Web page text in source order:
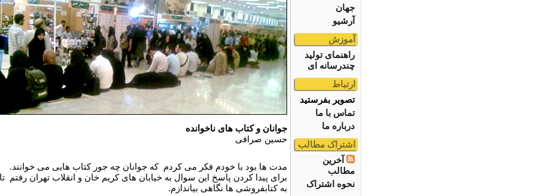
جهان
آرشیو
آموزش
راهنمای تولید
چندرسانه ای
ارتباط
تصویر بفرستید
تماس با ما
درباره ما
اشتراک مطالب
آخرین
مطالب
نحوه اشتراک
جوانان و کتاب های ناخوانده
حسین صرافی
مدت ها بود با خودم فکر می کردم که جوانان چه جور کتاب هایی می خوانند.
برای پیدا کردن پاسخ این سوال به خیابان های کریم خان و انقلاب تهران رفتم تا
به کتابفروشی ها نگاهی بیاندازم.